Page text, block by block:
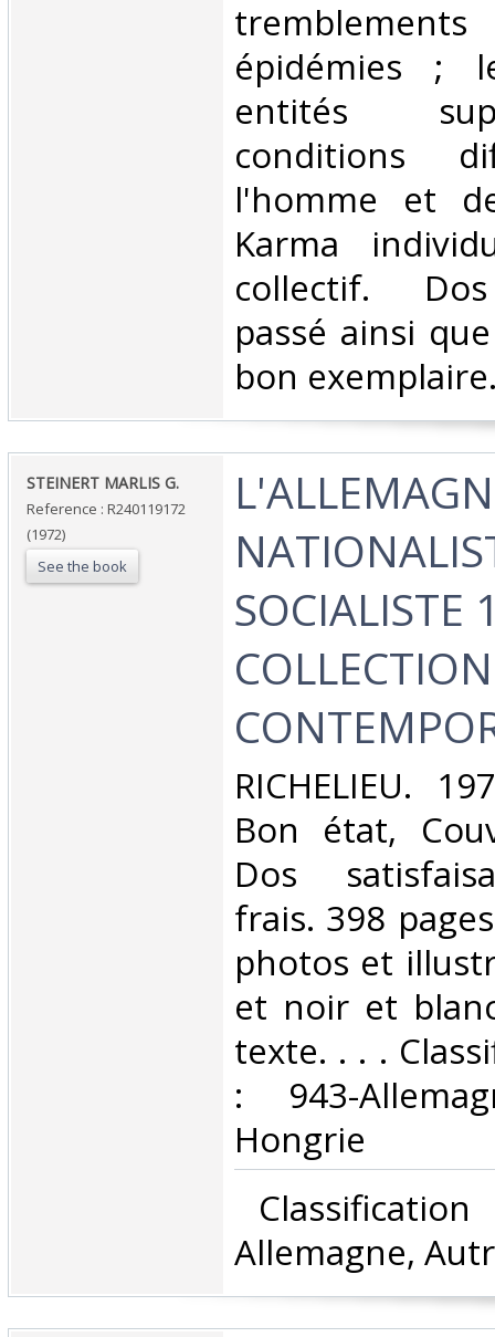
épidémies ;
entités
conditions
l'homme et
Karma
collectif.
passé ainsi
bon
‎STEINERT MARLIS G.‎
Reference : R240119172
(1972)
See the book
‎RICHELIEU.
Bon état,
Dos
frais. 398
photos et
et noir et
texte. . . .
: 943-
Hongrie‎
Allemagne,